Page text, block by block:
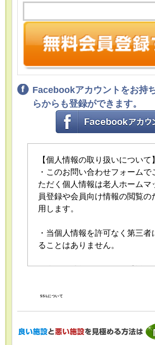
Facebookアカウントをお持
らからも登録ができます。
【個人情報の取り扱いについて】
・このお問い合わせフォームで
ただく個人情報は老人ホームマ
員登録や会員向け情報の閲覧の
用します。
・当個人情報を許可なく第三者
ることはありません。
おける個人情報の安全管理が図
・当個人情報の利用目的の通知
SSLについて